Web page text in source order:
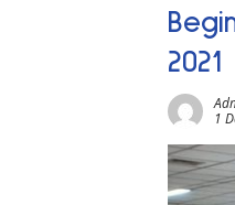
2021
1